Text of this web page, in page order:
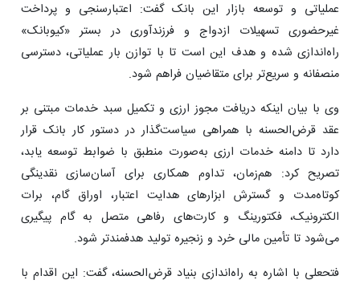
عملیاتی و توسعه بازار این بانک گفت: اعتبارسنجی و پرداخت
غیرحضوری تسهیلات ازدواج و فرزندآوری در بستر «کیوبانک»
راه‌اندازی شده و هدف این است تا با توازن بار عملیاتی، دسترسی
منصفانه و سریع‌تر برای متقاضیان فراهم شود.
وی با بیان اینکه دریافت مجوز ارزی و تکمیل سبد خدمات مبتنی بر
عقد قرض‌الحسنه با همراهی سیاست‌گذار در دستور کار بانک قرار
دارد تا دامنه خدمات ارزی به‌صورت منطبق با ضوابط توسعه یابد،
تصریح کرد: هم‌زمان، تداوم همکاری برای آسان‌سازی نقدینگی
کوتاه‌مدت و گسترش ابزارهای هدایت اعتبار، اوراق گام، برات
الکترونیک، فکتورینگ و کارت‌های رفاهی متصل به گام پیگیری
می‌شود تا تأمین مالی خرد و زنجیره تولید هدفمندتر شود.
فتحعلی با اشاره به راه‌اندازی بنیاد قرض‌الحسنه، گفت: این اقدام با